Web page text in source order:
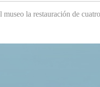
la restauración de